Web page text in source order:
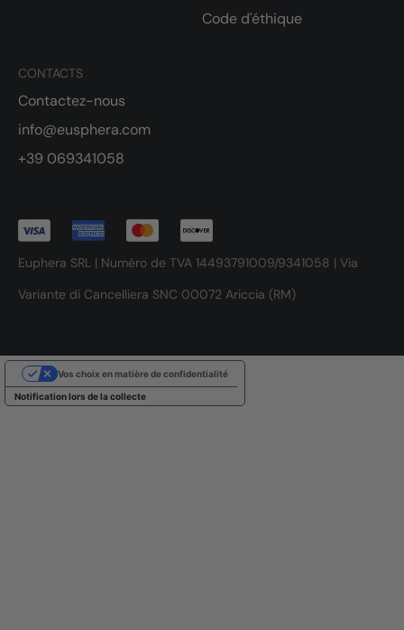
CONTACTS
Contactez-nous
info@eusphera.com
+39 069341058
Code d'éthique
Euphera SRL | Numéro de TVA 14493791009/9341058 | Via
Variante di Cancelliera SNC 00072 Ariccia (RM)
Notification lors de la collecte
Vos choix en matière de confidentialité